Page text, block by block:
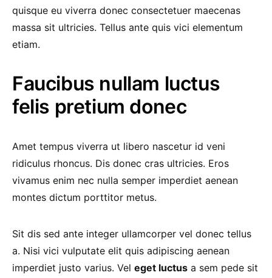
quisque eu viverra donec consectetuer maecenas
massa sit ultricies. Tellus ante quis vici elementum
etiam.
Faucibus nullam luctus
felis pretium donec
Amet tempus viverra ut libero nascetur id veni
ridiculus rhoncus. Dis donec cras ultricies. Eros
vivamus enim nec nulla semper imperdiet aenean
montes dictum porttitor metus.
Sit dis sed ante integer ullamcorper vel donec tellus
a. Nisi vici vulputate elit quis adipiscing aenean
imperdiet justo varius. Vel eget luctus a sem pede sit